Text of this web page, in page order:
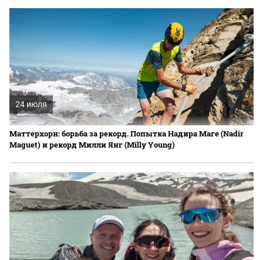
24 июля
Маттерхорн: борьба за рекорд. Попытка Надира Маге (Nadir
Maguet) и рекорд Милли Янг (Milly Young)